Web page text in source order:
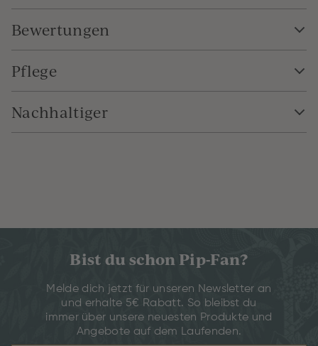
Bewertungen
Pflege
Nachhaltiger
Bist du schon Pip-Fan?
Melde dich jetzt für unseren Newsletter an
und erhalte 5€ Rabatt. So bleibst du
immer über unsere neuesten Produkte und
Angebote auf dem Laufenden.